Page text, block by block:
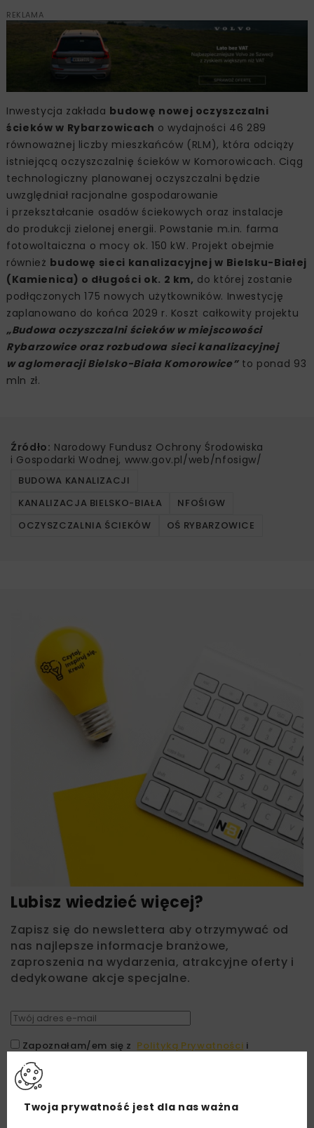
REKLAMA
Inwestycja zakłada budowę nowej oczyszczalni
ścieków w Rybarzowicach o wydajności 46 289
równoważnej liczby mieszkańców (RLM), która odciąży
istniejącą oczyszczalnię ścieków w Komorowicach. Ciąg
technologiczny planowanej oczyszczalni będzie
uwzględniał racjonalne gospodarowanie
i przekształcanie osadów ściekowych oraz instalacje
do produkcji zielonej energii. Powstanie m.in. farma
fotowoltaiczna o mocy ok. 150 kW. Projekt obejmie
również budowę sieci kanalizacyjnej w Bielsku-Białej
(Kamienica) o długości ok. 2 km, do której zostanie
podłączonych 175 nowych użytkowników. Inwestycję
zaplanowano do końca 2029 r. Koszt całkowity projektu
„Budowa oczyszczalni ścieków w miejscowości
Rybarzowice oraz rozbudowa sieci kanalizacyjnej
w aglomeracji Bielsko-Biała Komorowice”to ponad 93
mln zł.
Źródło: Narodowy Fundusz Ochrony Środowiska
i Gospodarki Wodnej, www.gov.pl/web/nfosigw/
BUDOWA KANALIZACJI
KANALIZACJA BIELSKO-BIAŁA
NFOŚIGW
OCZYSZCZALNIA ŚCIEKÓW
OŚ RYBARZOWICE
Lubisz wiedzieć więcej?
Zapisz się do newslettera aby otrzymywać od
nas najlepsze informacje branżowe,
zaproszenia na wydarzenia, atrakcyjne oferty i
dedykowane akcje specjalne.
Zapoznałam/em się z Polityką Prywatności i
podany przeze mnie adres e-mail korespondencji
handlowej w postaci newslettera.
ZAPISZ MNIE
Twoja prywatność jest dla nas ważna